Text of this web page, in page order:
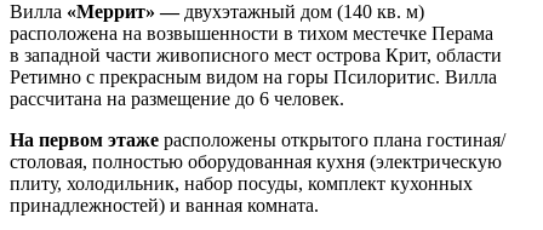
Вилла «Меррит» —двухэтажный дом (140 кв. м)
расположена на возвышенности в тихом местечке Перама
в западной части живописного мест острова Крит, области
Ретимно с прекрасным видом на горы Псилоритис. Вилла
рассчитана на размещение до 6 человек.
На первом этаже расположены открытого плана гостиная/
столовая, полностью оборудованная кухня (электрическую
плиту, холодильник, набор посуды, комплект кухонных
принадлежностей) и ванная комната.